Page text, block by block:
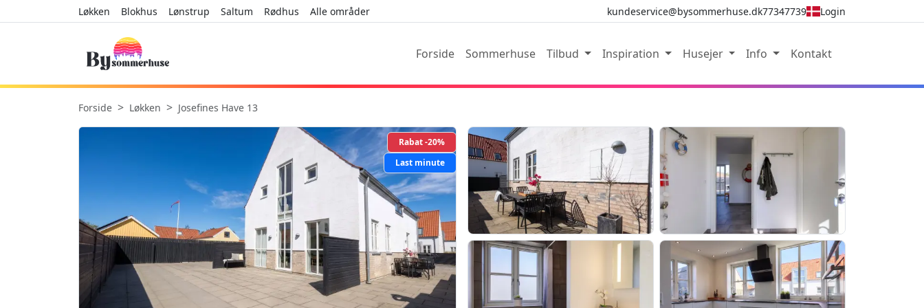
Løkken Blokhus Lønstrup Saltum Rødhus Alle områder kundeservice@bysommerhuse.dk77347739 Login
Forside Sommerhuse Tilbud Inspiration Husejer Info Kontakt
Forside Løkken Josefines Have 13
Rabat -20%
Last minute